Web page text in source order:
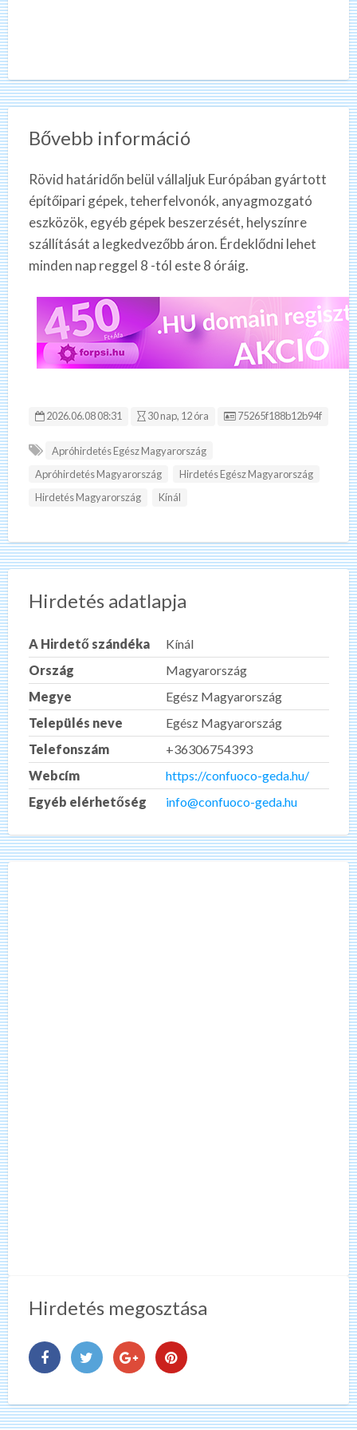
Bővebb információ
Rövid határidőn belül vállaljuk Európában gyártott
építőipari gépek, teherfelvonók, anyagmozgató
eszközök, egyéb gépek beszerzését, helyszínre
szállítását a legkedvezőbb áron. Érdeklődni lehet
minden nap reggel 8 -tól este 8 óráig.
2026.06.08 08:31 30 nap, 12 óra Hirdetés ID:
75265f188b12b94f
Apróhirdetés Egész Magyarország
Apróhirdetés Magyarország
Hirdetés Egész Magyarország
Hirdetés Magyarország
Kínál
Hirdetés adatlapja
A Hirdető szándéka
Kínál
Ország
Magyarország
Megye
Egész Magyarország
Település neve
Egész Magyarország
Telefonszám
+36306754393
Webcím
https://confuoco-geda.hu/
Egyéb elérhetőség
info@confuoco-geda.hu
Hirdetés megosztása